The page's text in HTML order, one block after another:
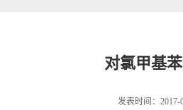
对氯甲基
发表时间：2017-